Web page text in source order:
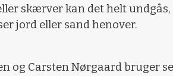
skærver kan det helt undgås,
jord eller sand henover.
og Carsten Nørgaard bruger